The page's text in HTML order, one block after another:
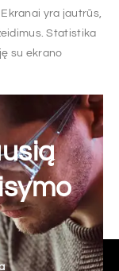
yra jautrūs,
Statistika
su ekrano